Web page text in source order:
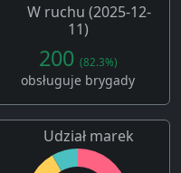
W ruchu (2025-12-
11)
200 (82.3%)
obsługuje brygady
Udział marek